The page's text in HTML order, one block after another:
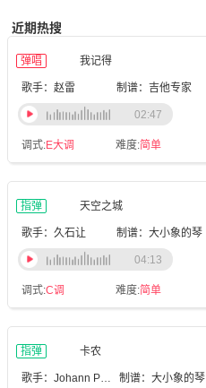
近期热搜
弹唱 我记得
歌手：赵雷 制谱：吉他专家
调式:E大调 难度:简单
02:47
指弹 天空之城
歌手：久石让 制谱：大小象的琴
调式:C调 难度:简单
04:13
指弹 卡农
歌手：Johann Pachelbel 制谱：大小象的琴